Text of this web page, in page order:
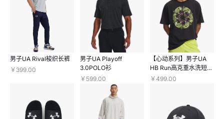
男子UA Rival梭织长裤
￥399.00
男子UA Playoff
3.0POLO衫
￥599.00
【心动系列】男子UA
HB Run高克重水洗短袖
T恤
￥499.00